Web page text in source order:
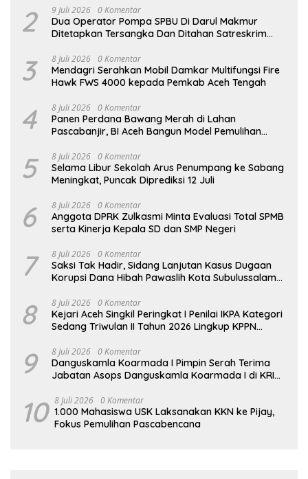
2 9 Juli 2026 0 Komentar
Dua Operator Pompa SPBU Di Darul Makmur
Ditetapkan Tersangka Dan Ditahan Satreskrim
3 8 Juli 2026 0 Komentar
Mendagri Serahkan Mobil Damkar Multifungsi Fire
Hawk FWS 4000 kepada Pemkab Aceh Tengah
4 8 Juli 2026 0 Komentar
Panen Perdana Bawang Merah di Lahan
Pascabanjir, BI Aceh Bangun Model Pemulihan
5 8 Juli 2026 0 Komentar
Selama Libur Sekolah Arus Penumpang ke Sabang
Meningkat, Puncak Diprediksi 12 Juli
6 8 Juli 2026 0 Komentar
Anggota DPRK Zulkasmi Minta Evaluasi Total SPMB
serta Kinerja Kepala SD dan SMP Negeri
7 8 Juli 2026 0 Komentar
Saksi Tak Hadir, Sidang Lanjutan Kasus Dugaan
Korupsi Dana Hibah Pawaslih Kota Subulussalam
8 8 Juli 2026 0 Komentar
Kejari Aceh Singkil Peringkat I Penilai IKPA Kategori
Sedang Triwulan II Tahun 2026 Lingkup KPPN
9 8 Juli 2026 0 Komentar
Danguskamla Koarmada I Pimpin Serah Terima
Jabatan Asops Danguskamla Koarmada I di KRI
10 8 Juli 2026 0 Komentar
1.000 Mahasiswa USK Laksanakan KKN ke Pijay,
Fokus Pemulihan Pascabencana